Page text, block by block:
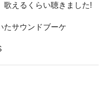
歌えるくらい聴きました!
たサウンドブーケ